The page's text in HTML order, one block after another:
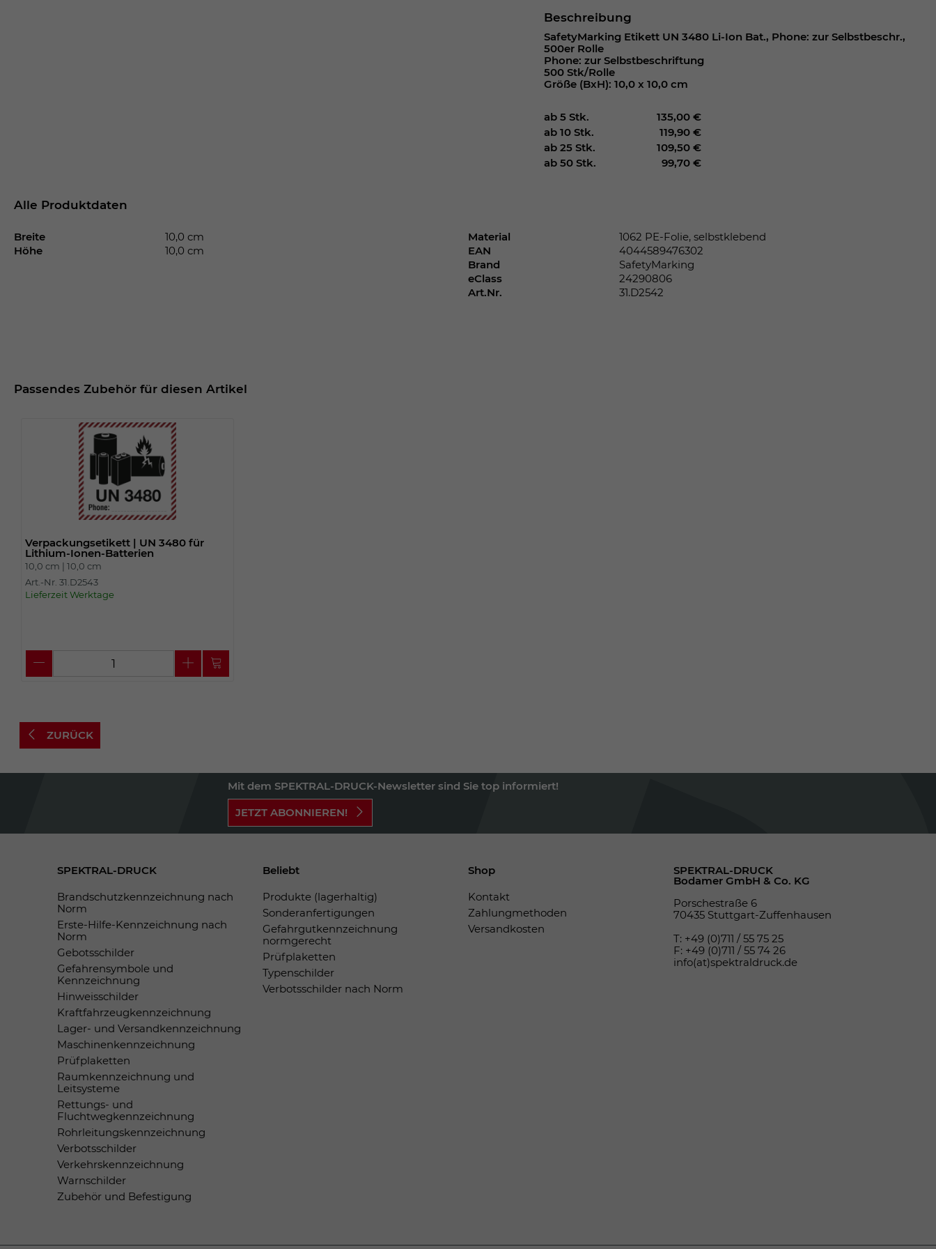
Beschreibung
SafetyMarking Etikett UN 3480 Li-Ion Bat., Phone: zur Selbstbeschr.,
500er Rolle
Phone: zur Selbstbeschriftung
500 Stk/Rolle
Größe (BxH): 10,0 x 10,0 cm
ab 5 Stk.
135,00 €
ab 10 Stk.
119,90 €
ab 25 Stk.
109,50 €
ab 50 Stk.
99,70 €
Alle Produktdaten
Breite
10,0 cm
Höhe
10,0 cm
Material
1062 PE-Folie, selbstklebend
EAN
4044589476302
Brand
SafetyMarking
eClass
24290806
Art.Nr.
31.D2542
Passendes Zubehör für diesen Artikel
Verpackungsetikett | UN 3480 für
Lithium-Ionen-Batterien
10,0 cm |10,0 cm
Art.-Nr. 31.D2543
Lieferzeit Werktage
ZURÜCK
Mit dem SPEKTRAL-DRUCK-Newsletter sind Sie top informiert!
JETZT ABONNIEREN!
SPEKTRAL-DRUCK
Brandschutzkennzeichnung nach
Norm
Erste-Hilfe-Kennzeichnung nach
Norm
Gebotsschilder
Gefahrensymbole und
Kennzeichnung
Hinweisschilder
Kraftfahrzeugkennzeichnung
Lager- und Versandkennzeichnung
Maschinenkennzeichnung
Prüfplaketten
Raumkennzeichnung und
Leitsysteme
Rettungs- und
Fluchtwegkennzeichnung
Rohrleitungskennzeichnung
Verbotsschilder
Verkehrskennzeichnung
Warnschilder
Zubehör und Befestigung
Beliebt
Produkte (lagerhaltig)
Sonderanfertigungen
Gefahrgutkennzeichnung
normgerecht
Prüfplaketten
Typenschilder
Verbotsschilder nach Norm
Shop
Kontakt
Zahlungmethoden
Versandkosten
SPEKTRAL-DRUCK
Bodamer GmbH & Co. KG
Porschestraße 6
70435 Stuttgart-Zuffenhausen
T: +49 (0)711 / 55 75 25
F: +49 (0)711 / 55 74 26
info(at)spektraldruck.de
Dieses Cookie wird verwendet, um Ihre
Cookie-Einstellungen für diese Website zu
Dieser Wert speichert Ihre Consent-